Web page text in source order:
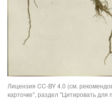
Лицензия CC-BY 4.0 (см.
карточке", раздел "Цитировать для